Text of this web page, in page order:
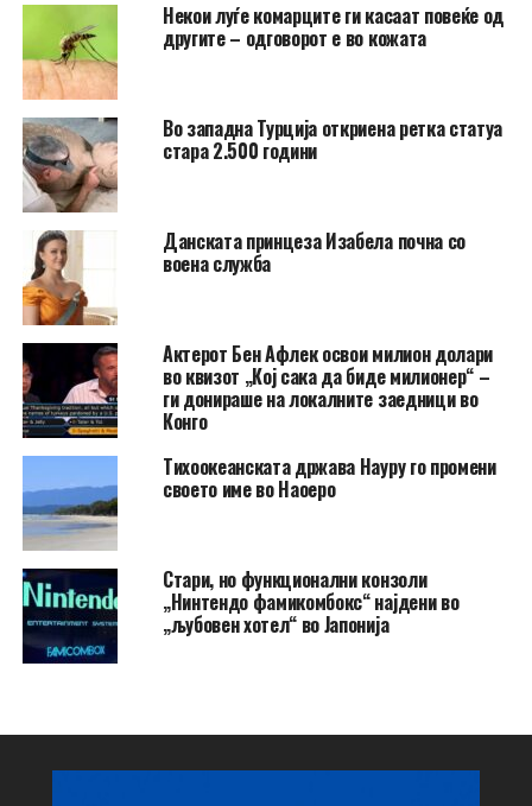
Hекои луѓе комарците ги касаат повеќе од
другите – одговорот е во кожата
Во западна Турција откриена ретка статуа
стара 2.500 години
Данската принцеза Изабела почна со
воена служба
Актерот Бен Афлек освои милион долари
во квизот „Кој сака да биде милионер“ –
ги донираше на локалните заедници во
Конго
Тихоокеанската држава Науру го промени
своето име во Наоеро
Стари, но функционални конзоли
„Нинтендо фамикомбокс“ најдени во
„љубовен хотел“ во Јапонија